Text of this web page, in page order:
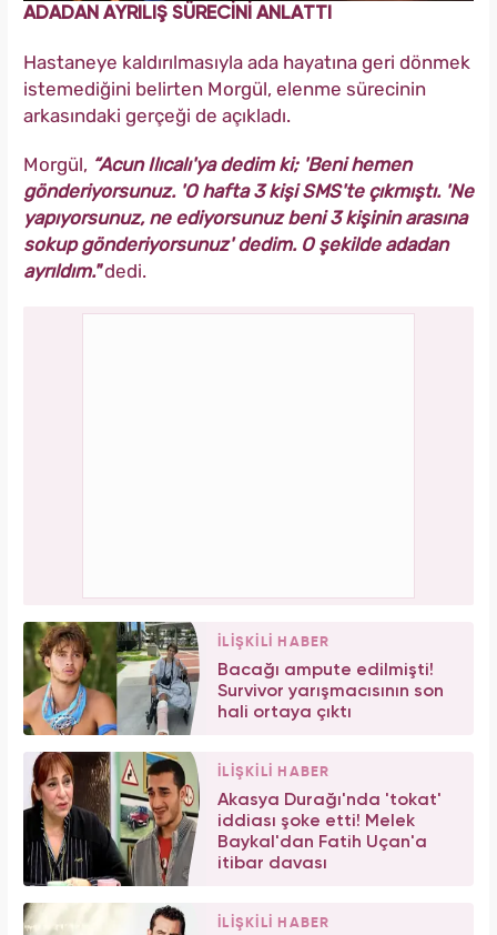
ADADAN AYRILIŞ SÜRECİNİ ANLATTI
Hastaneye kaldırılmasıyla ada hayatına geri dönmek
istemediğini belirten Morgül, elenme sürecinin
arkasındaki gerçeği de açıkladı.
Morgül, “Acun Ilıcalı'ya dedim ki; 'Beni hemen
gönderiyorsunuz. 'O hafta 3 kişi SMS'te çıkmıştı. 'Ne
yapıyorsunuz, ne ediyorsunuz beni 3 kişinin arasına
sokup gönderiyorsunuz' dedim. O şekilde adadan
ayrıldım."dedi.
İLİŞKİLİ HABER
Bacağı ampute edilmişti!
Survivor yarışmacısının son
hali ortaya çıktı
İLİŞKİLİ HABER
Akasya Durağı'nda 'tokat'
iddiası şoke etti! Melek
Baykal'dan Fatih Uçan'a
itibar davası
İLİŞKİLİ HABER